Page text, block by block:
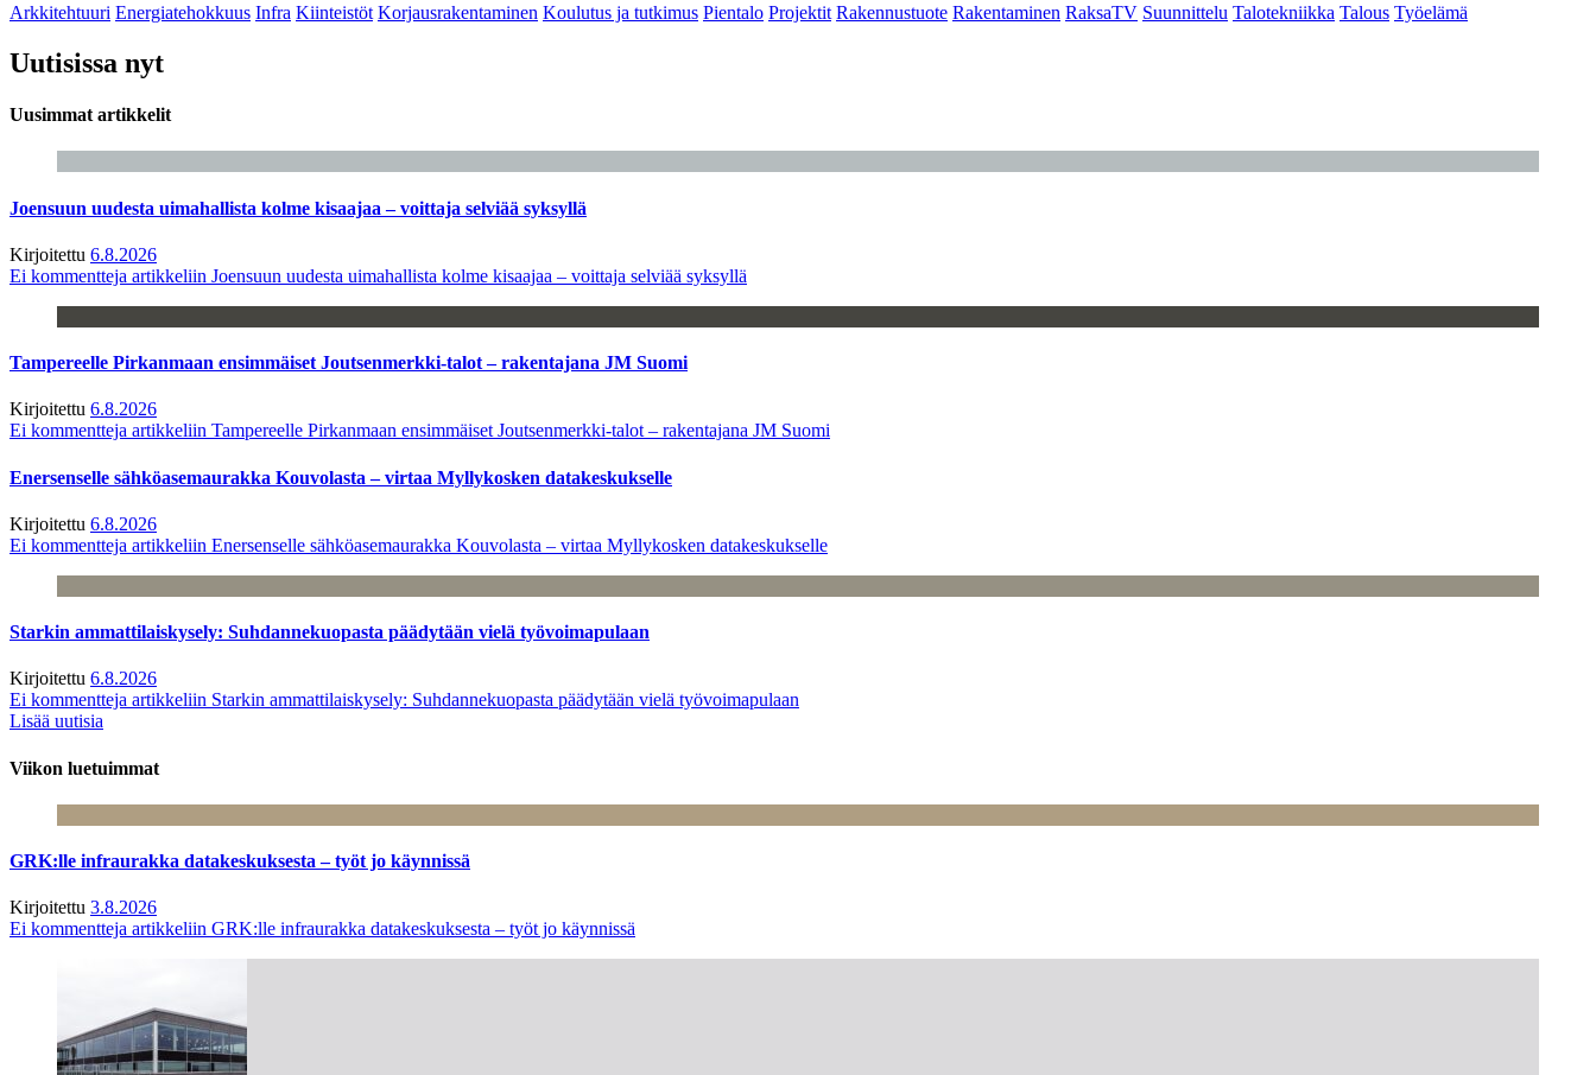
Arkkitehtuuri Energiatehokkuus Infra Kiinteistöt Korjausrakentaminen Koulutus ja tutkimus Pientalo Projektit Rakennustuote Rakentaminen RaksaTV Suunnittelu Talotekniikka Talous Työelämä
Uutisissa nyt
Uusimmat artikkelit
Joensuun uudesta uimahallista kolme kisaajaa – voittaja selviää syksyllä
Kirjoitettu 6.8.2026
Ei kommentteja artikkeliin Joensuun uudesta uimahallista kolme kisaajaa – voittaja selviää syksyllä
Tampereelle Pirkanmaan ensimmäiset Joutsenmerkki-talot – rakentajana JM Suomi
Kirjoitettu 6.8.2026
Ei kommentteja artikkeliin Tampereelle Pirkanmaan ensimmäiset Joutsenmerkki-talot – rakentajana JM Suomi
Enersenselle sähköasemaurakka Kouvolasta – virtaa Myllykosken datakeskukselle
Kirjoitettu 6.8.2026
Ei kommentteja artikkeliin Enersenselle sähköasemaurakka Kouvolasta – virtaa Myllykosken datakeskukselle
Starkin ammattilaiskysely: Suhdannekuopasta päädytään vielä työvoimapulaan
Kirjoitettu 6.8.2026
Ei kommentteja artikkeliin Starkin ammattilaiskysely: Suhdannekuopasta päädytään vielä työvoimapulaan
Lisää uutisia
Viikon luetuimmat
GRK:lle infraurakka datakeskuksesta – työt jo käynnissä
Kirjoitettu 3.8.2026
Ei kommentteja artikkeliin GRK:lle infraurakka datakeskuksesta – työt jo käynnissä